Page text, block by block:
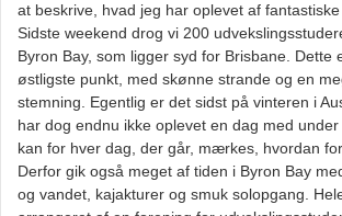
at beskrive, hvad jeg har oplevet af fantastiske
Sidste weekend drog vi 200
Byron Bay, som ligger syd for Brisbane. Dette
østligste punkt, med skønne strande og en
stemning. Egentlig er det sidst på vinteren i
har dog endnu ikke oplevet en dag med
kan for hver dag, der går, mærkes, hvordan
Derfor gik også meget af tiden i Byron Bay
og vandet, kajakturer og smuk solopgang.